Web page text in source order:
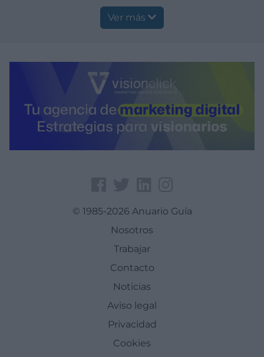
Ver más
© 1985-2026 Anuario Guía
Nosotros
Trabajar
Contacto
Noticias
Aviso legal
Privacidad
Cookies